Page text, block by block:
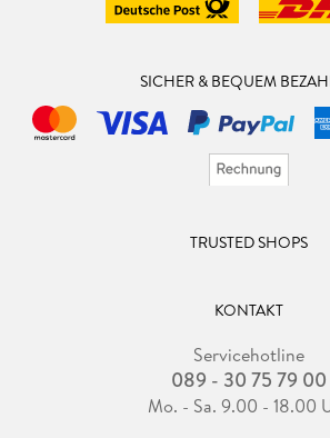
SICHER & BEQUEM
TRUSTED SHOPS
KONTAKT
Servicehotline
089 - 30 75 79 00
Mo. - Sa. 9.00 - 18.00